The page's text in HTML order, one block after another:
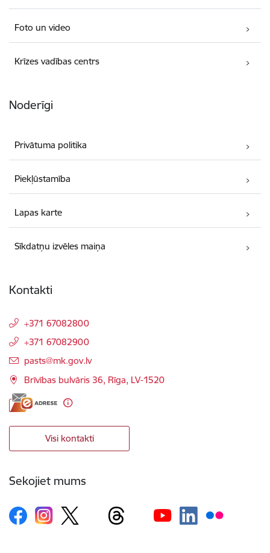
Foto un video
Krīzes vadības centrs
Noderīgi
Privātuma politika
Piekļūstamība
Lapas karte
Sīkdatņu izvēles maiņa
Kontakti
+371 67082800
+371 67082900
E-pasts:
pasts@mk.gov.lv
Brīvības bulvāris 36, Rīga, LV-1520
Visi kontakti
Sekojiet mums